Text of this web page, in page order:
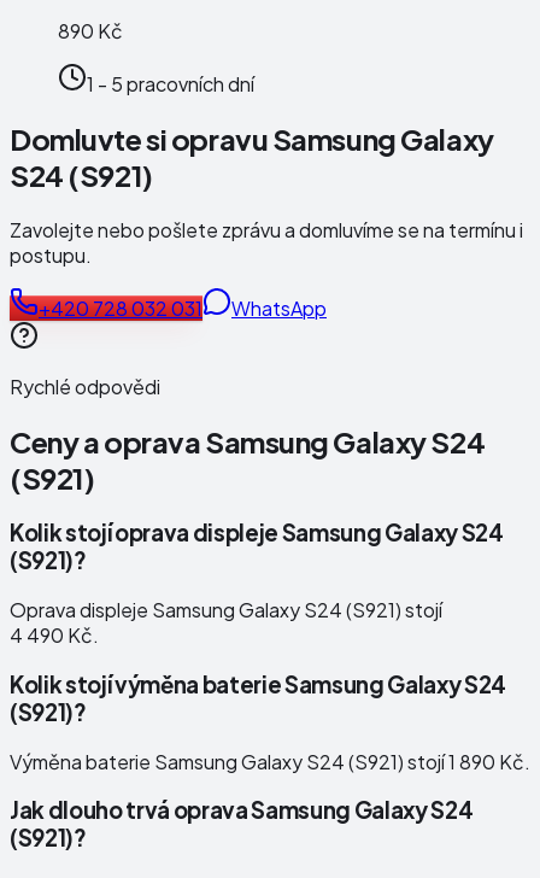
890 Kč
1 - 5 pracovních dní
Domluvte si opravu Samsung Galaxy
S24 (S921)
Zavolejte nebo pošlete zprávu a domluvíme se na termínu i
postupu.
+420 728 032 031 WhatsApp
Rychlé odpovědi
Ceny a opravaSamsung Galaxy S24
(S921)
Kolik stojí oprava displeje Samsung Galaxy S24
(S921)?
Oprava displeje Samsung Galaxy S24 (S921) stojí
4 490 Kč.
Kolik stojí výměna baterie Samsung Galaxy S24
(S921)?
Výměna baterie Samsung Galaxy S24 (S921) stojí 1 890 Kč.
Jak dlouho trvá oprava Samsung Galaxy S24
(S921)?